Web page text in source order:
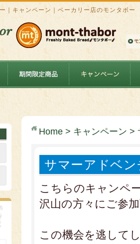
｜キャンペーン｜ベーカリー店のモンタボー
Home > キャンペーン >
サマーアドベ
こちらのキャンペ
沢山の方々にご参
この機会を逃して